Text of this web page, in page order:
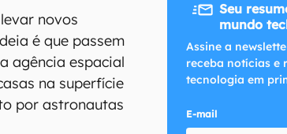
novos
é que passem
agência espacial
na superfície
por astronautas
Seu
mundo
Assine a
receba notícias e
tecnologia em
E-mail